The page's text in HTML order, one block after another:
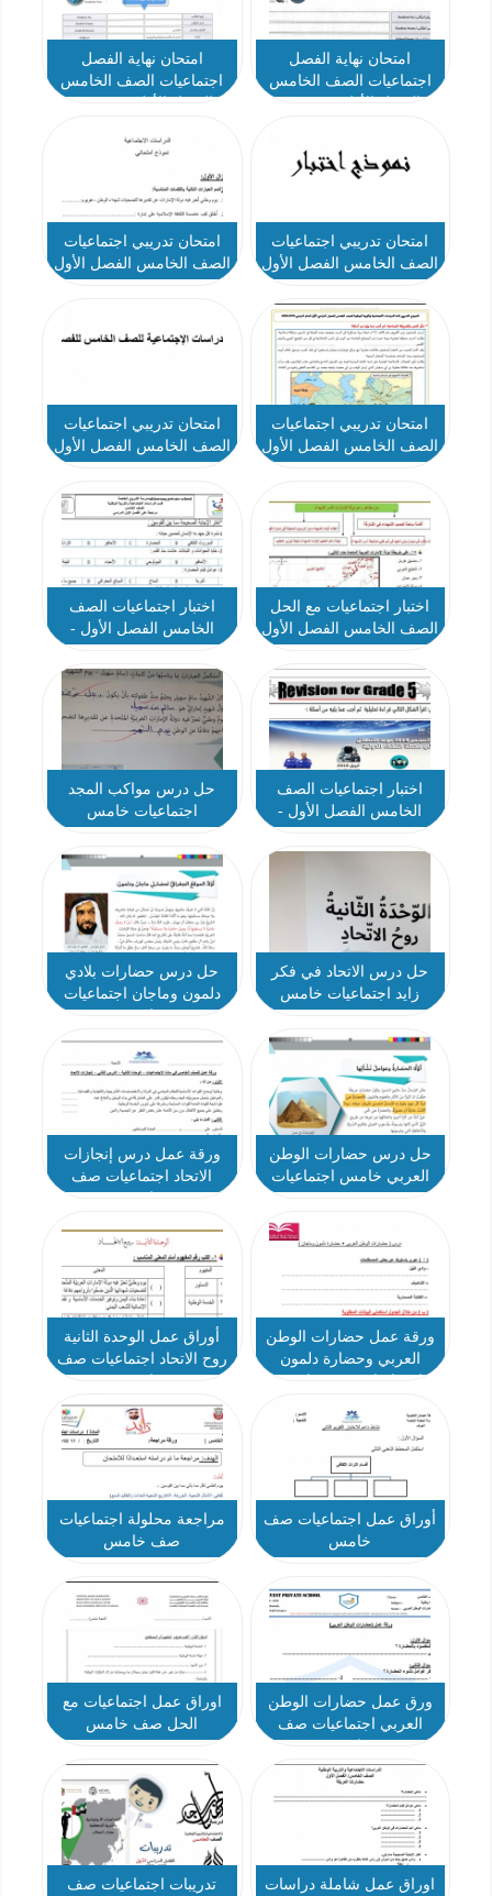
امتحان نهاية الفصل
اجتماعيات الصف الخامس
امتحان نهاية الفصل
اجتماعيات الصف الخامس
امتحان تدريبي اجتماعيات
الصف الخامس الفصل الأول
امتحان تدريبي اجتماعيات
الصف الخامس الفصل الأول
امتحان تدريبي اجتماعيات
الصف الخامس الفصل الأول
امتحان تدريبي اجتماعيات
الصف الخامس الفصل الأول
اختبار اجتماعيات مع الحل
الصف الخامس الفصل الأول
اختبار اجتماعيات الصف
الخامس الفصل الأول -
اختبار اجتماعيات الصف
الخامس الفصل الأول -
حل درس مواكب المجد
اجتماعيات خامس
حل درس الاتحاد في فكر
زايد اجتماعيات خامس
حل درس حضارات بلادي
دلمون وماجان اجتماعيات
حل درس حضارات الوطن
العربي خامس اجتماعيات
ورقة عمل درس إنجازات
الاتحاد اجتماعيات صف
ورقة عمل حضارات الوطن
العربي وحضارة دلمون
أوراق عمل الوحدة الثانية
روح الاتحاد اجتماعيات صف
أوراق عمل اجتماعيات صف
خامس
مراجعة محلولة اجتماعيات
صف خامس
ورق عمل حضارات الوطن
العربي اجتماعيات صف
اوراق عمل اجتماعيات مع
الحل صف خامس
اوراق عمل شاملة دراسات
تدريبات اجتماعيات صف